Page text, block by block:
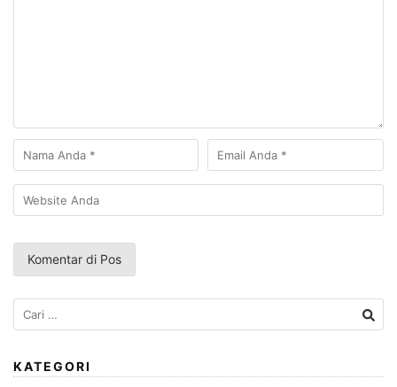
Cari
untuk:
KATEGORI